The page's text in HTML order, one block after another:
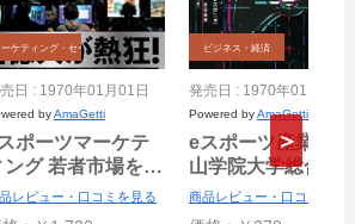
ーケティング・セールス
日 : 1970年01月01日
byAmaGetti
ポーツマーケテ
ング 若者市場をつ
む最強メディアを
いこなせ
レビュー・口コミを見る
ビジネス・経済
発売日 : 1970年01月01日
Powered byAmaGetti
eスポーツ産業論 (青
山学院大学総合研究
所叢書)
商品レビュー・口コミを見る